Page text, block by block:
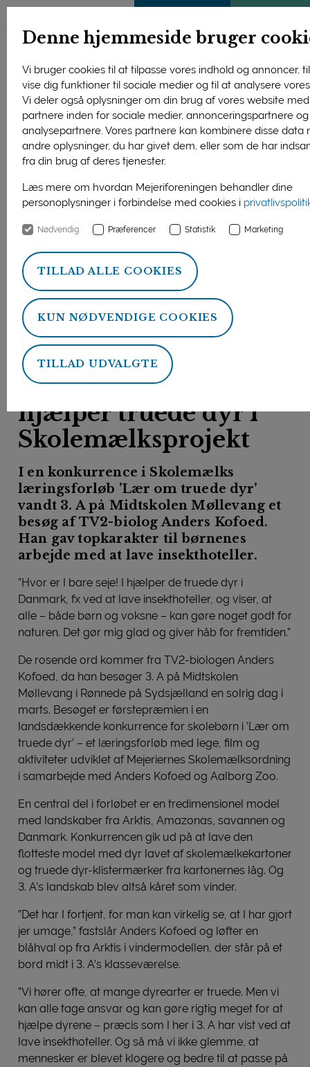
Denne hjemmeside bruger
Vi bruger cookies til at tilpasse vores indhold og annoncer,
vise dig funktioner til sociale medier og til at analysere
Vi deler også oplysninger om din brug af vores website
partnere inden for sociale medier, annonceringspartnere og
analysepartnere. Vores partnere kan kombinere disse data
andre oplysninger, du har givet dem, eller som de har
fra din brug af deres tjenester.
Læs mere om hvordan Mejeriforeningen behandler dine
personoplysninger i forbindelse med cookies i
Nødvendig Præferencer Statistik Marketing
TILLAD ALLE COOKIES
KUN NØDVENDIGE COOKIES
TILLAD UDVALGTE
dyrenes forunderlige verden, da han gæstede Midtskolen
Møllevang i Rønnede på Sydsjælland.
Forside
Nyheder
Elever fra 3. klasse hjælper truede dyr i Skolemælksprojekt
23. marts 2022
Elever fra 3. klasse
hjælper truede dyr i
Skolemælksprojekt
I en konkurrence i Skolemælks
læringsforløb ’Lær om truede dyr’
vandt 3. A på Midtskolen Møllevang et
besøg af TV2-biolog Anders Kofoed.
Han gav topkarakter til børnenes
arbejde med at lave insekthoteller.
”Hvor er I bare seje! I hjælper de truede dyr i
Danmark, fx ved at lave insekthoteller, og viser, at
alle – både børn og voksne – kan gøre noget godt for
naturen. Det gør mig glad og giver håb for fremtiden.”
De rosende ord kommer fra TV2-biologen Anders
Kofoed, da han besøger 3. A på Midtskolen
Møllevang i Rønnede på Sydsjælland en solrig dag i
marts. Besøget er førstepræmien i en
landsdækkende konkurrence for skolebørn i ’Lær om
truede dyr’ – et læringsforløb med lege, film og
aktiviteter udviklet af Mejeriernes Skolemælksordning
i samarbejde med Anders Kofoed og Aalborg Zoo.
En central del i forløbet er en tredimensionel model
med landskaber fra Arktis, Amazonas, savannen og
Danmark. Konkurrencen gik ud på at lave den
flotteste model med dyr lavet af skolemælkekartoner
og truede dyr-klistermærker fra kartonernes låg. Og
3. A’s landskab blev altså kåret som vinder.
”Det har I fortjent, for man kan virkelig se, at I har gjort
jer umage,” fastslår Anders Kofoed og løfter en
blåhval op fra Arktis i vindermodellen, der står på et
bord midt i 3. A’s klasseværelse.
”Vi hører ofte, at mange dyrearter er truede. Men vi
kan alle tage ansvar og kan gøre rigtig meget for at
hjælpe dyrene – præcis som I her i 3. A har vist ved at
lave insekthoteller. Og så må vi ikke glemme, at
mennesker er blevet klogere og bedre til at passe på